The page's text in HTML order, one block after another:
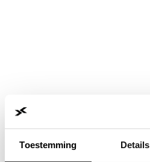
Toestemming Details